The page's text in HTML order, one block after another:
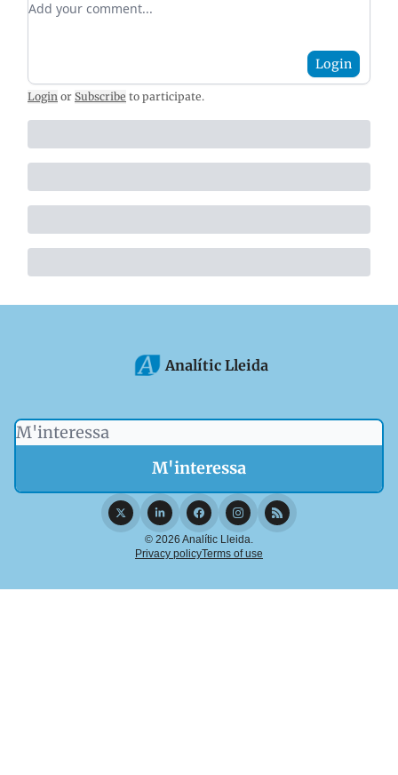
Login
Login or Subscribe to participate.
Analític Lleida
© 2026 Analític Lleida.
Privacy policyTerms of use